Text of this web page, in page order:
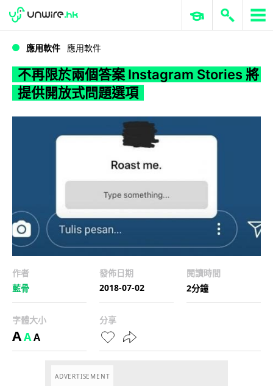
WWDC 2026 ERP 與商業 AI
應用軟件 應用軟件
不再限於兩個答案 Instagram Stories 將
提供開放式問題選項
作者
藍骨
發佈日期
2018-07-02
閱讀時間
2分鐘
字體大小
AAA
分享
ADVERTISEMENT